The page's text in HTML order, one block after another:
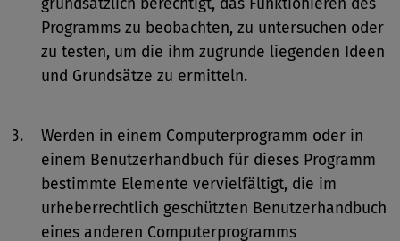
grundsätzlich berechtigt, das Funktionieren des
Programms zu beobachten, zu untersuchen oder
zu testen, um die ihm zugrunde liegenden Ideen
und Grundsätze zu ermitteln.
Werden in einem Computerprogramm oder in
einem Benutzerhandbuch für dieses Programm
bestimmte Elemente vervielfältigt, die im
urheberrechtlich geschützten Benutzerhandbuch
eines anderen Computerprogramms